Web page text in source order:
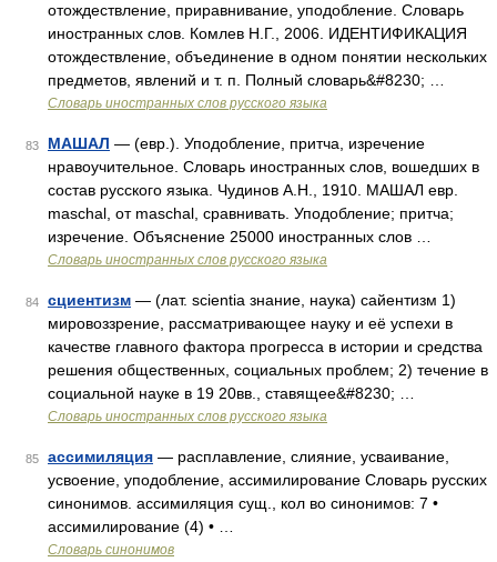
отождествление, приравнивание, уподобление. Словарь
иностранных слов. Комлев Н.Г., 2006. ИДЕНТИФИКАЦИЯ
отождествление, объединение в одном понятии нескольких
предметов, явлений и т. п. Полный словарь&#8230; …
Словарь иностранных слов русского языка
83 МАШАЛ — (евр.). Уподобление, притча, изречение
нравоучительное. Словарь иностранных слов, вошедших в
состав русского языка. Чудинов А.Н., 1910. МАШАЛ евр.
maschal, от maschal, сравнивать. Уподобление; притча;
изречение. Объяснение 25000 иностранных слов …
Словарь иностранных слов русского языка
84 сциентизм — (лат. scientia знание, наука) сайентизм 1)
мировоззрение, рассматривающее науку и её успехи в
качестве главного фактора прогресса в истории и средства
решения общественных, социальных проблем; 2) течение в
социальной науке в 19 20вв., ставящее&#8230; …
Словарь иностранных слов русского языка
85 ассимиляция — расплавление, слияние, усваивание,
усвоение, уподобление, ассимилирование Словарь русских
синонимов. ассимиляция сущ., кол во синонимов: 7 •
ассимилирование (4) • …
Словарь синонимов